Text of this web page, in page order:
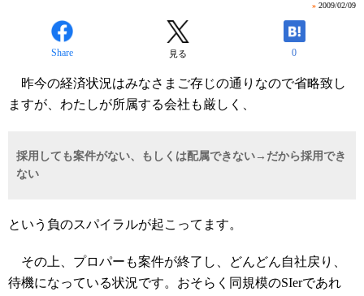
» 2009/02/09
Share 見る 0
昨今の経済状況はみなさまご存じの通りなので省略致し
ますが、わたしが所属する会社も厳しく、
採用しても案件がない、もしくは配属できない→だから採用でき
ない
という負のスパイラルが起こってます。
その上、プロパーも案件が終了し、どんどん自社戻り、
待機になっている状況です。おそらく同規模のSIerであれ